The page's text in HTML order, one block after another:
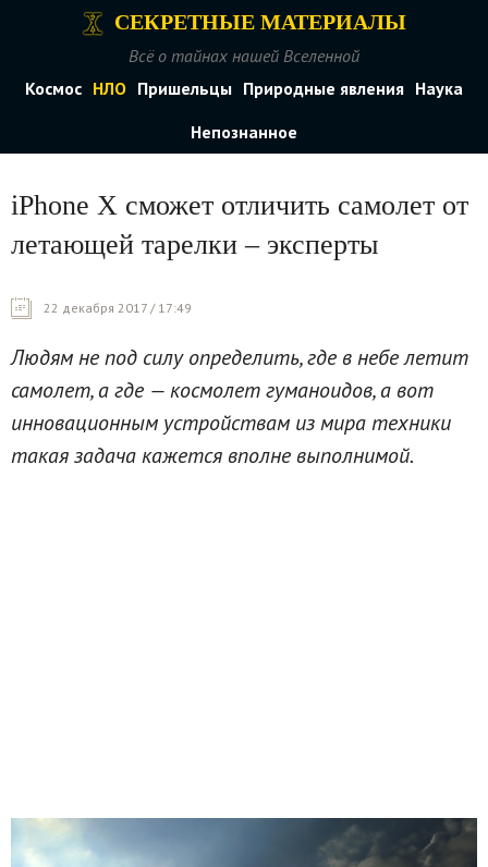
СЕКРЕТНЫЕ МАТЕРИАЛЫ
Всё о тайнах нашей Вселенной
Космос НЛО Пришельцы Природные явления Наука
Непознанное
iPhone X сможет отличить самолет от
летающей тарелки – эксперты
22 декабря 2017 / 17:49
Людям не под силу определить, где в небе летит
самолет, а где — космолет гуманоидов, а вот
инновационным устройствам из мира техники
такая задача кажется вполне выполнимой.